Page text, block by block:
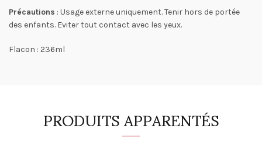
Précautions : Usage externe uniquement. Tenir hors de portée
des enfants. Eviter tout contact avec les yeux.
Flacon : 236ml
PRODUITS APPARENTÉS